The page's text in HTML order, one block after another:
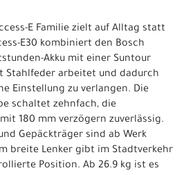
E Familie zielt auf Alltag statt
E30 kombiniert den Bosch
Akku mit einer Suntour
Stahlfeder arbeitet und dadurch
Einstellung zu verlangen. Die
schaltet zehnfach, die
180 mm verzögern zuverlässig.
Gepäckträger sind ab Werk
breite Lenker gibt im Stadtverkehr
Position. Ab 26.9 kg ist es